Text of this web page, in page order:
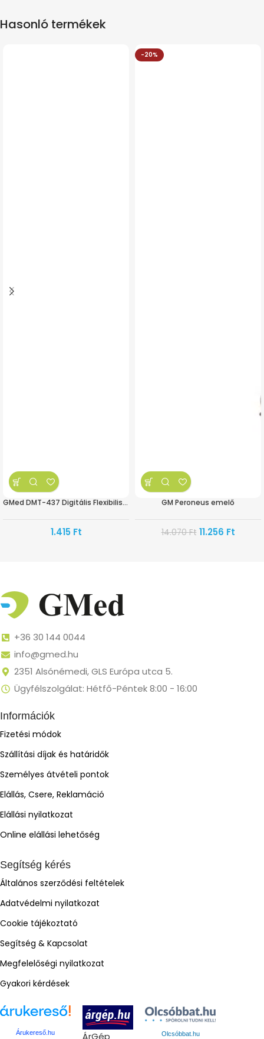
Hasonló termékek
GMed DMT-437 Digitális Flexibilis Lázmérő – Kacsa
1.415 Ft
-20%
GM Peroneus emelő
14.070Ft 11.256 Ft
+36 30 144 0044
info@gmed.hu
2351 Alsónémedi, GLS Európa utca 5.
Ügyfélszolgálat: Hétfő-Péntek 8:00 - 16:00
Információk
Fizetési módok
Szállítási díjak és határidők
Személyes átvételi pontok
Elállás, Csere, Reklamáció
Elállási nyilatkozat
Online elállási lehetőség
Segítség kérés
Általános szerződési feltételek
Adatvédelmi nyilatkozat
Cookie tájékoztató
Segítség & Kapcsolat
Megfelelőségi nyilatkozat
Gyakori kérdések
Árukereső.hu ÁrGép Olcsóbbat.hu